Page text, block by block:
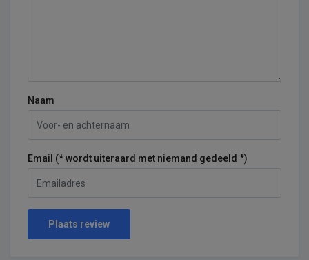
Naam
Email (* wordt uiteraard met niemand gedeeld *)
Plaats review